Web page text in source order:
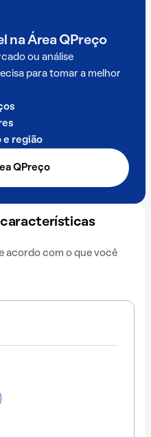
na Área QPreço
ou análise
para tomar a melhor
e região
QPreço
características
acordo com o que você